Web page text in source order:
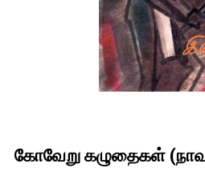
கோவேறு கழுதைகள்